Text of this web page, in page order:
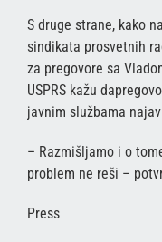
S druge strane, kako
sindikata prosvetnih
za pregovore sa
USPRS kažu
javnim službama
– Razmišljamo i o
problem ne reši –
Press